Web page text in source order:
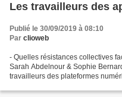
Les travailleurs des
Publié le 30/09/2019 à 08:10
Par clioweb
- Quelles résistances collectives
Sarah Abdelnour & Sophie
travailleurs des plateformes